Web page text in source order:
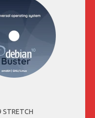
STRETCH